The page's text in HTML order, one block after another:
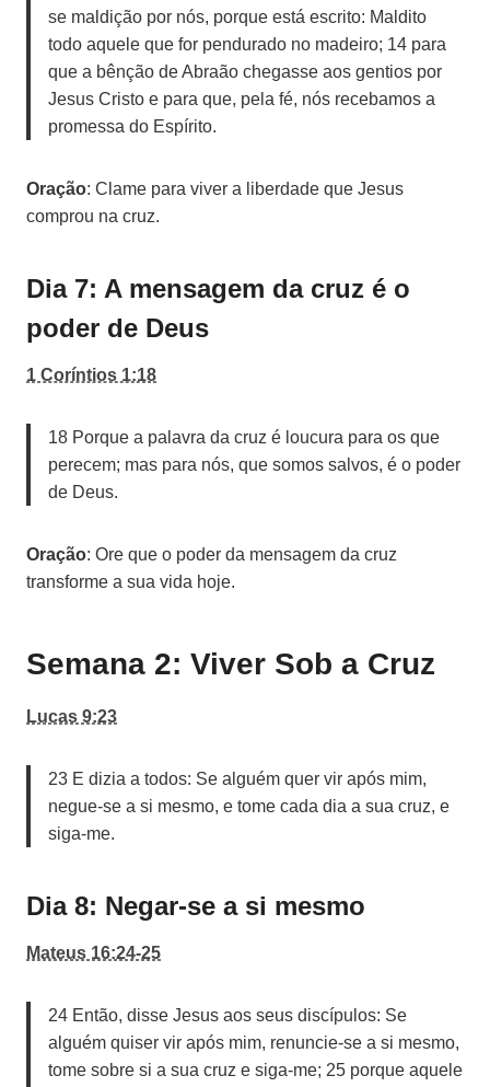
se maldição por nós, porque está escrito: Maldito
todo aquele que for pendurado no madeiro; 14 para
que a bênção de Abraão chegasse aos gentios por
Jesus Cristo e para que, pela fé, nós recebamos a
promessa do Espírito.
Oração: Clame para viver a liberdade que Jesus
comprou na cruz.
Dia 7: A mensagem da cruz é o
poder de Deus
1 Coríntios 1:18
18 Porque a palavra da cruz é loucura para os que
perecem; mas para nós, que somos salvos, é o poder
de Deus.
Oração: Ore que o poder da mensagem da cruz
transforme a sua vida hoje.
Semana 2: Viver Sob a Cruz
Lucas 9:23
23 E dizia a todos: Se alguém quer vir após mim,
negue-se a si mesmo, e tome cada dia a sua cruz, e
siga-me.
Dia 8: Negar-se a si mesmo
Mateus 16:24-25
24 Então, disse Jesus aos seus discípulos: Se
alguém quiser vir após mim, renuncie-se a si mesmo,
tome sobre si a sua cruz e siga-me; 25 porque aquele